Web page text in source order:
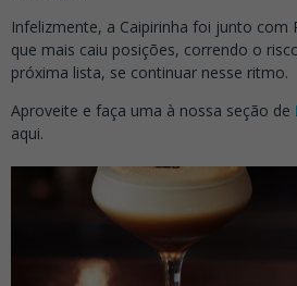
Infelizmente, a Caipirinha foi junto com
que mais caiu posições, correndo o
próxima lista, se continuar nesse ritmo.
Aproveite e faça uma à nossa seção de
aqui.